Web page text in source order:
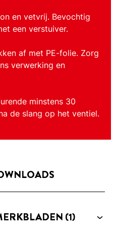
en vetvrij. Bevochtig
een verstuiver.
af met PE-folie. Zorg
verwerking en
minstens 30
de slang op het ventiel.
(1)